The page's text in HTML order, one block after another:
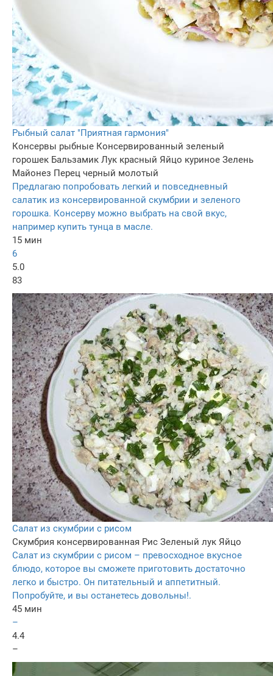
Рыбный салат "Приятная гармония"
Консервы рыбные Консервированный зеленый
горошек Бальзамик Лук красный Яйцо куриное Зелень
Майонез Перец черный молотый
Предлагаю попробовать легкий и повседневный
салатик из консервированной скумбрии и зеленого
горошка. Консерву можно выбрать на свой вкус,
например купить тунца в масле.
15 мин
6
5.0
83
Салат из скумбрии с рисом
Скумбрия консервированная Рис Зеленый лук Яйцо
Салат из скумбрии с рисом – превосходное вкусное
блюдо, которое вы сможете приготовить достаточно
легко и быстро. Он питательный и аппетитный.
Попробуйте, и вы останетесь довольны!.
45 мин
–
4.4
–